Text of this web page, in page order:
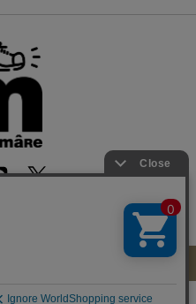
お問い合わせ
store All rights reserved.
何かお探しですか？